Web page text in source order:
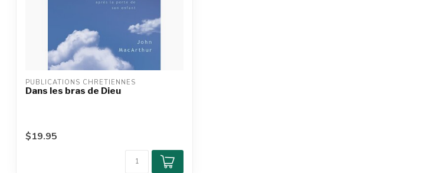
PUBLICATIONS CHRETIENNES
Dans les bras de Dieu
$19.95